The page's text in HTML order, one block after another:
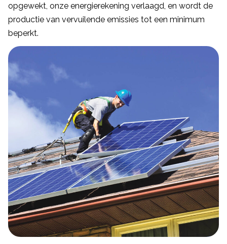
opgewekt, onze energierekening verlaagd, en wordt de
productie van vervuilende emissies tot een minimum
beperkt.